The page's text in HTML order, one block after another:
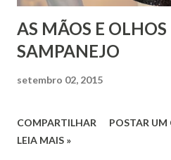
AS MÃOS E
SAMPANEJO
setembro 02, 2015
COMPARTILHAR
POSTAR
LEIA MAIS »